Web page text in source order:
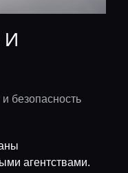
И
безопасность
агентствами.